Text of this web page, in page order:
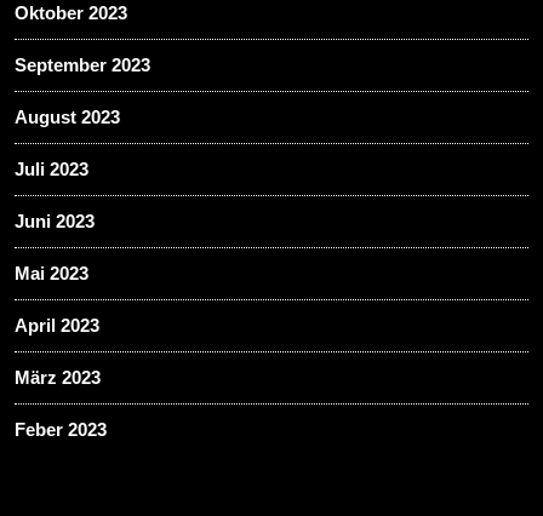
Oktober 2023
September 2023
August 2023
Juli 2023
Juni 2023
Mai 2023
April 2023
März 2023
Feber 2023